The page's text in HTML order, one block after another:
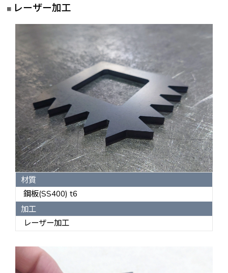
レーザー加工
材質
鋼板(SS400) t6
加工
レーザー加工